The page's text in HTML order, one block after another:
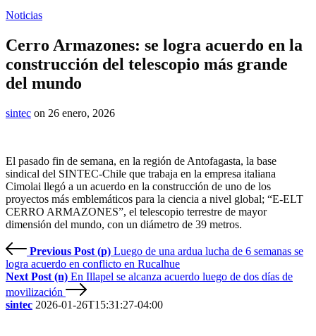
Noticias
Cerro Armazones: se logra acuerdo en la
construcción del telescopio más grande
del mundo
sintec on 26 enero, 2026
El pasado fin de semana, en la región de Antofagasta, la base
sindical del SINTEC-Chile que trabaja en la empresa italiana
Cimolai llegó a un acuerdo en la construcción de uno de los
proyectos más emblemáticos para la ciencia a nivel global; “E-ELT
CERRO ARMAZONES”, el telescopio terrestre de mayor
dimensión del mundo, con un diámetro de 39 metros.
Previous Post (p) Luego de una ardua lucha de 6 semanas se
logra acuerdo en conflicto en Rucalhue
Next Post (n) En Illapel se alcanza acuerdo luego de dos días de
movilización
sintec 2026-01-26T15:31:27-04:00